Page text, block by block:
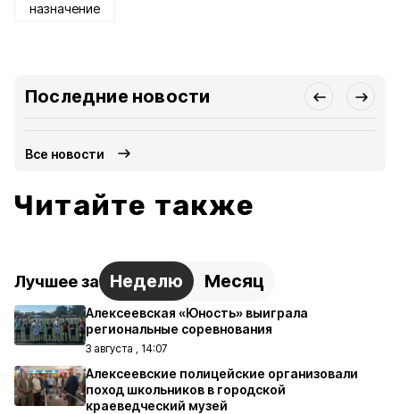
назначение
Последние новости
Все новости
Читайте также
Лучшее за Неделю Месяц
Алексеевская «Юность» выиграла
региональные соревнования
3 августа , 14:07
Алексеевские полицейские организовали
поход школьников в городской
краеведческий музей